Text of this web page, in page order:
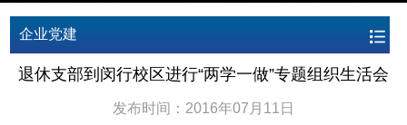
企业党建
退休支部到闵行校区进行“两学一做”专题组织生活会
发布时间：2016年07月11日